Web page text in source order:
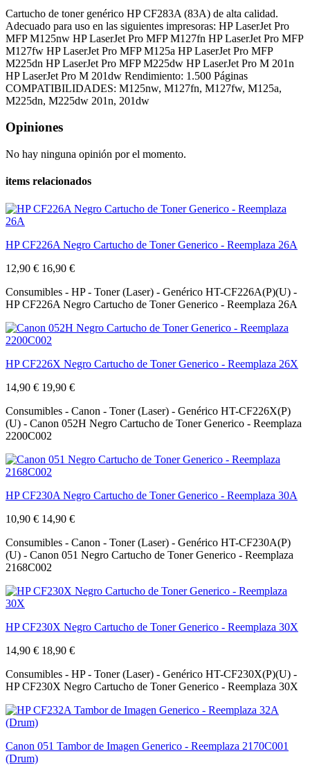
Cartucho de toner genérico HP CF283A (83A) de alta calidad.
Adecuado para uso en las siguientes impresoras: HP LaserJet Pro
MFP M125nw HP LaserJet Pro MFP M127fn HP LaserJet Pro MFP
M127fw HP LaserJet Pro MFP M125a HP LaserJet Pro MFP
M225dn HP LaserJet Pro MFP M225dw HP LaserJet Pro M 201n
HP LaserJet Pro M 201dw Rendimiento: 1.500 Páginas
COMPATIBILIDADES: M125nw, M127fn, M127fw, M125a,
M225dn, M225dw 201n, 201dw
Opiniones
No hay ninguna opinión por el momento.
items relacionados
HP CF226A Negro Cartucho de Toner Generico - Reemplaza 26A
12,90 € 16,90 €
Consumibles - HP - Toner (Laser) - Genérico HT-CF226A(P)(U) -
HP CF226A Negro Cartucho de Toner Generico - Reemplaza 26A
HP CF226X Negro Cartucho de Toner Generico - Reemplaza 26X
14,90 € 19,90 €
Consumibles - Canon - Toner (Laser) - Genérico HT-CF226X(P)
(U) - Canon 052H Negro Cartucho de Toner Generico - Reemplaza
2200C002
HP CF230A Negro Cartucho de Toner Generico - Reemplaza 30A
10,90 € 14,90 €
Consumibles - Canon - Toner (Laser) - Genérico HT-CF230A(P)
(U) - Canon 051 Negro Cartucho de Toner Generico - Reemplaza
2168C002
HP CF230X Negro Cartucho de Toner Generico - Reemplaza 30X
14,90 € 18,90 €
Consumibles - HP - Toner (Laser) - Genérico HT-CF230X(P)(U) -
HP CF230X Negro Cartucho de Toner Generico - Reemplaza 30X
Canon 051 Tambor de Imagen Generico - Reemplaza 2170C001
(Drum)